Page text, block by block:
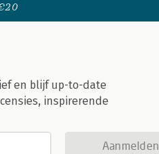
en blijf up-to-date
inspirerende
Aanmelden